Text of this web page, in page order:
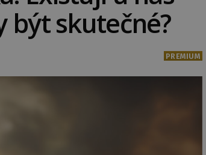
být skutečné?
PREMIUM